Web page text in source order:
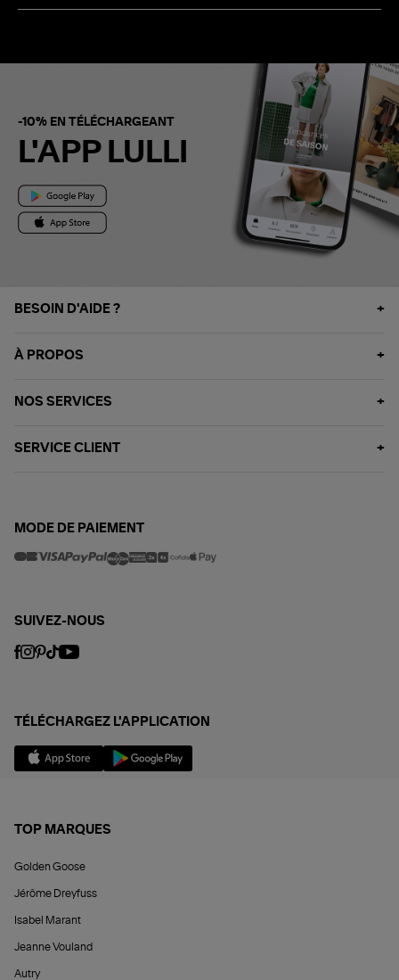
-10% EN TÉLÉCHARGEANT
L'APP LULLI
BESOIN D'AIDE ?
À PROPOS
NOS SERVICES
SERVICE CLIENT
MODE DE PAIEMENT
SUIVEZ-NOUS
TÉLÉCHARGEZ L'APPLICATION
TOP MARQUES
Golden Goose
Jérôme Dreyfuss
Isabel Marant
Jeanne Vouland
Autry